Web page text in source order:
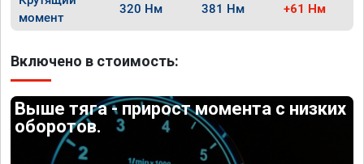
момент
320 Нм 381 Нм +61 Нм
Включено в стоимость:
Выше тяга - прирост момента с низких
оборотов.